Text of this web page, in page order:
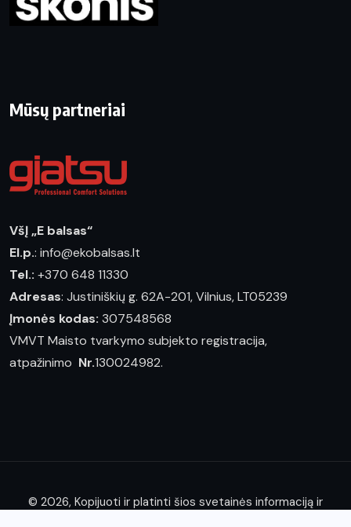
Mūsų partneriai
VšĮ „E balsas“
El.p.: info@ekobalsas.lt
Tel.: +370 648 11330
Adresas: Justiniškių g. 62A-201, Vilnius, LT05239
Įmonės kodas: 307548568
VMVT Maisto tvarkymo subjekto registracija,
atpažinimo Nr.130024982.
© 2026, Kopijuoti ir platinti šios svetainės informaciją ir